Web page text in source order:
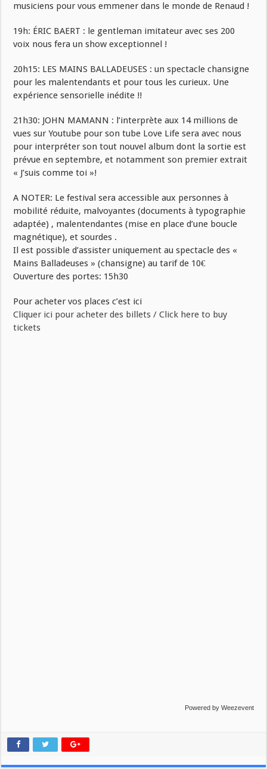
musiciens pour vous emmener dans le monde de Renaud !
19h: ÉRIC BAERT : le gentleman imitateur avec ses 200
voix nous fera un show exceptionnel !
20h15: LES MAINS BALLADEUSES : un spectacle chansigne
pour les malentendants et pour tous les curieux. Une
expérience sensorielle inédite !!
21h30: JOHN MAMANN : l’interprète aux 14 millions de
vues sur Youtube pour son tube Love Life sera avec nous
pour interpréter son tout nouvel album dont la sortie est
prévue en septembre, et notamment son premier extrait
« J’suis comme toi »!
A NOTER: Le festival sera accessible aux personnes à
mobilité réduite, malvoyantes (documents à typographie
adaptée) , malentendantes (mise en place d’une boucle
magnétique), et sourdes .
Il est possible d’assister uniquement au spectacle des «
Mains Balladeuses » (chansigne) au tarif de 10€
Ouverture des portes: 15h30
Pour acheter vos places c’est ici
Cliquer ici pour acheter des billets / Click here to buy
tickets
Powered by Weezevent